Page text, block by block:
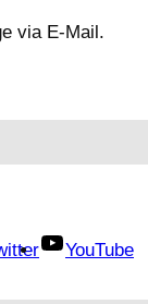
via E-Mail.
YouTube